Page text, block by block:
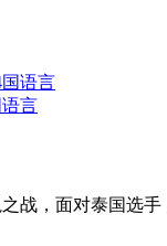
言
战，面对泰国选